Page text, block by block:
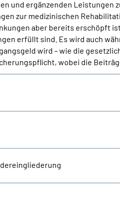
und ergänzenden
zur medizinischen
aber bereits erschöpft
erfüllt sind. Es wird auch
wird – wie die
wobei die